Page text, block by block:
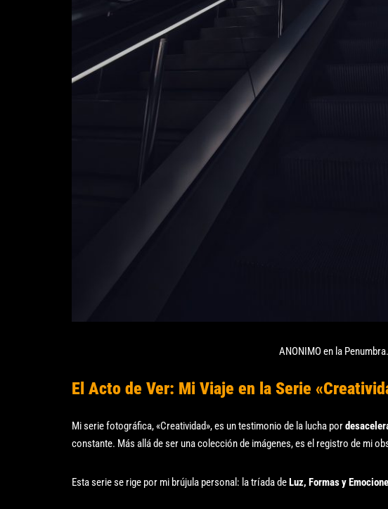
ANONIMO en la Penumbra.
El Acto de Ver: Mi Viaje en la Serie
Mi serie fotográfica, «Creatividad», es un testimonio de la lucha por
constante. Más allá de ser una colección de imágenes, es el registro de mi
Esta serie se rige por mi brújula personal: la tríada deLuz, Formas y